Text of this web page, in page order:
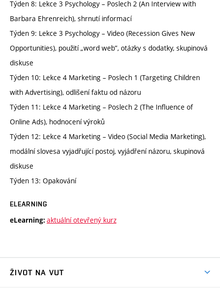
Týden 8: Lekce 3 Psychology – Poslech 2 (An Interview with
Barbara Ehrenreich), shrnutí informací
Týden 9: Lekce 3 Psychology – Video (Recession Gives New
Opportunities), použití „word web”, otázky s dodatky, skupinová
diskuse
Týden 10: Lekce 4 Marketing – Poslech 1 (Targeting Children
with Advertising), odlišení faktu od názoru
Týden 11: Lekce 4 Marketing – Poslech 2 (The Influence of
Online Ads), hodnocení výroků
Týden 12: Lekce 4 Marketing – Video (Social Media Marketing),
modální slovesa vyjadřující postoj, vyjádření názoru, skupinová
diskuse
Týden 13: Opakování
ELEARNING
eLearning: aktuální otevřený kurz
ŽIVOT NA VUT